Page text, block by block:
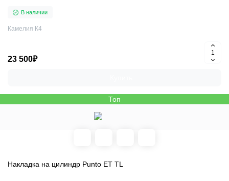
В наличии
Камелия К4
23 500₽
Топ
Накладка на цилиндр Punto ET TL